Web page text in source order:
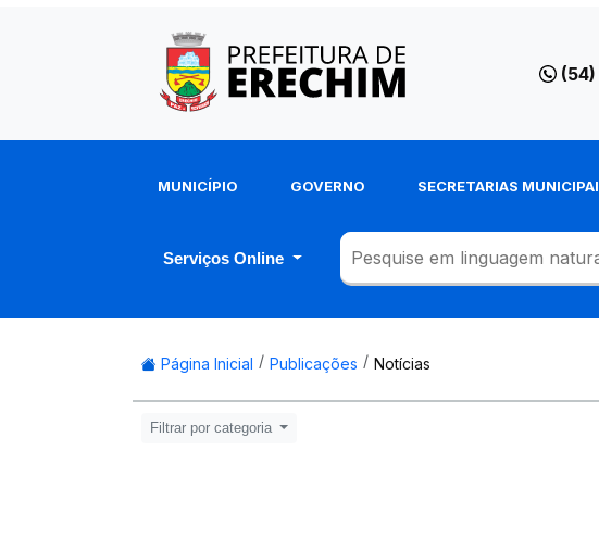
MUNICÍPIO GOVERNO SECRETARIAS
Serviços Online
Página Inicial Publicações Notícias
Filtrar por categoria